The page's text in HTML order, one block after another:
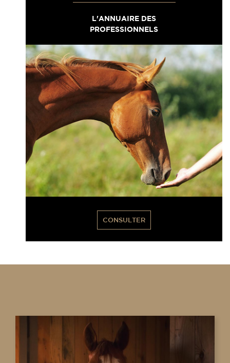
L'ANNUAIRE DES
PROFESSIONNELS
CONSULTER